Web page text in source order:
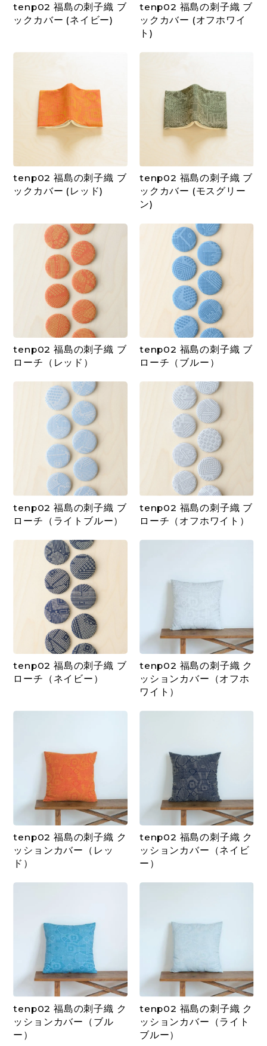
tenp02 福島の刺子織 ブ
ックカバー (ネイビー)
tenp02 福島の刺子織 ブ
ックカバー (オフホワイ
ト)
tenp02 福島の刺子織 ブ
ックカバー (レッド)
tenp02 福島の刺子織 ブ
ックカバー (モスグリー
ン)
tenp02 福島の刺子織 ブ
ローチ（レッド）
tenp02 福島の刺子織 ブ
ローチ（ブルー）
tenp02 福島の刺子織 ブ
ローチ（ライトブルー）
tenp02 福島の刺子織 ブ
ローチ（オフホワイト）
tenp02 福島の刺子織 ブ
ローチ（ネイビー）
tenp02 福島の刺子織 ク
ッションカバー（オフホ
ワイト）
tenp02 福島の刺子織 ク
ッションカバー（レッ
ド）
tenp02 福島の刺子織 ク
ッションカバー（ネイビ
ー）
tenp02 福島の刺子織 ク
ッションカバー（ブル
ー）
tenp02 福島の刺子織 ク
ッションカバー（ライト
ブルー）